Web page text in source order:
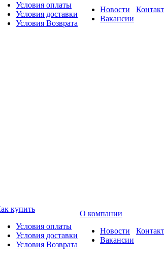
Условия оплаты
Условия доставки
Условия Возврата
Новости
Вакансии
купить
Условия оплаты
Условия доставки
Условия Возврата
О компании
Новости
Вакансии